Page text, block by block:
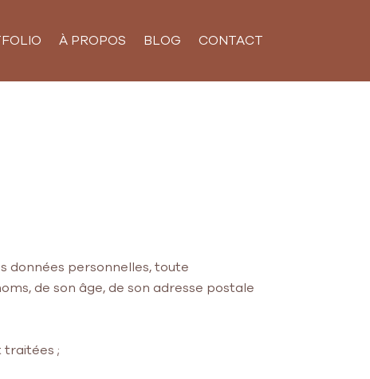
À PROPOS BLOG CONTACT
données personnelles, toute
de son âge, de son adresse postale
traitées ;